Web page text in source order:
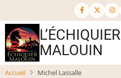
au
contenu
principal
L’ÉCHIQUIER
MALOUIN
Accueil Michel Lassalle